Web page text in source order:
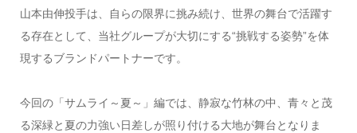
山本由伸投手は、自らの限界に挑み続け、世界の舞台で活躍す
る存在として、当社グループが大切にする“挑戦する姿勢”を体
現するブランドパートナーです。
今回の「サムライ～夏～」編では、静寂な竹林の中、青々と茂
る深緑と夏の力強い日差しが照り付ける大地が舞台となりま